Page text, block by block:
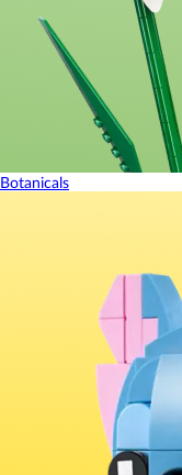
Botanicals